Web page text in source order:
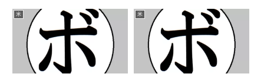
米 米